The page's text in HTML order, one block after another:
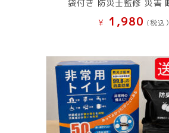
袋付き 防災士監修 災害
¥ 1,980 (税込）